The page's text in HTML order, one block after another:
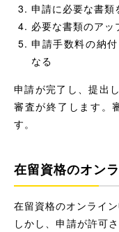
申請に必要な書類
必要な書類のアッ
申請手数料の納
なる
申請が完了し、提出
審査が終了します。
す。
在留資格のオン
在留資格のオンライ
しかし、申請が許可